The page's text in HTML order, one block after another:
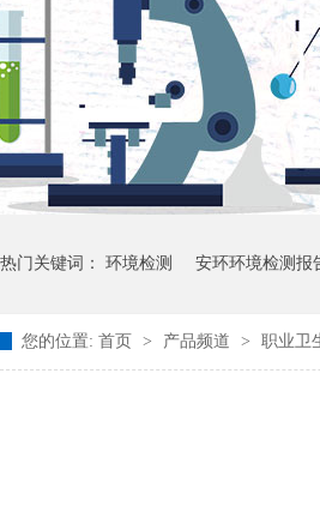
热门关键词： 环境检测 安环环境检测报
您的位置: 首页 > 产品频道 > 职业卫